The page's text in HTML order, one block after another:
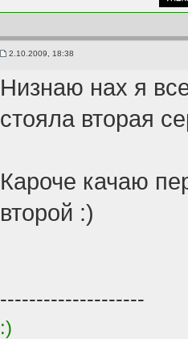
2.10.2009, 18:38
Низнаю нах я
стояла вторая
Кароче качаю
второй :)
--------------------
:)